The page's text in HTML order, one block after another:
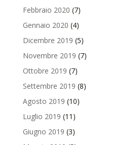
Febbraio 2020 (7)
Gennaio 2020 (4)
Dicembre 2019 (5)
Novembre 2019 (7)
Ottobre 2019 (7)
Settembre 2019 (8)
Agosto 2019 (10)
Luglio 2019 (11)
Giugno 2019 (3)